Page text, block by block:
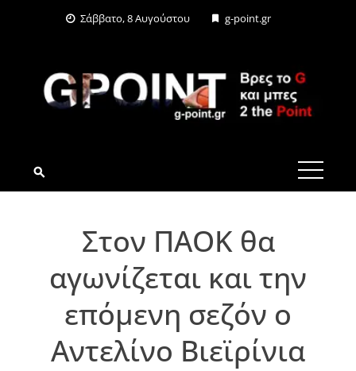
Σάββατο, 8 Αυγούστου g-point.gr
G-POINT.GR
Στον ΠΑΟΚ θα
αγωνίζεται και την
επόμενη σεζόν ο
Αντελίνο Βιεϊρίνια